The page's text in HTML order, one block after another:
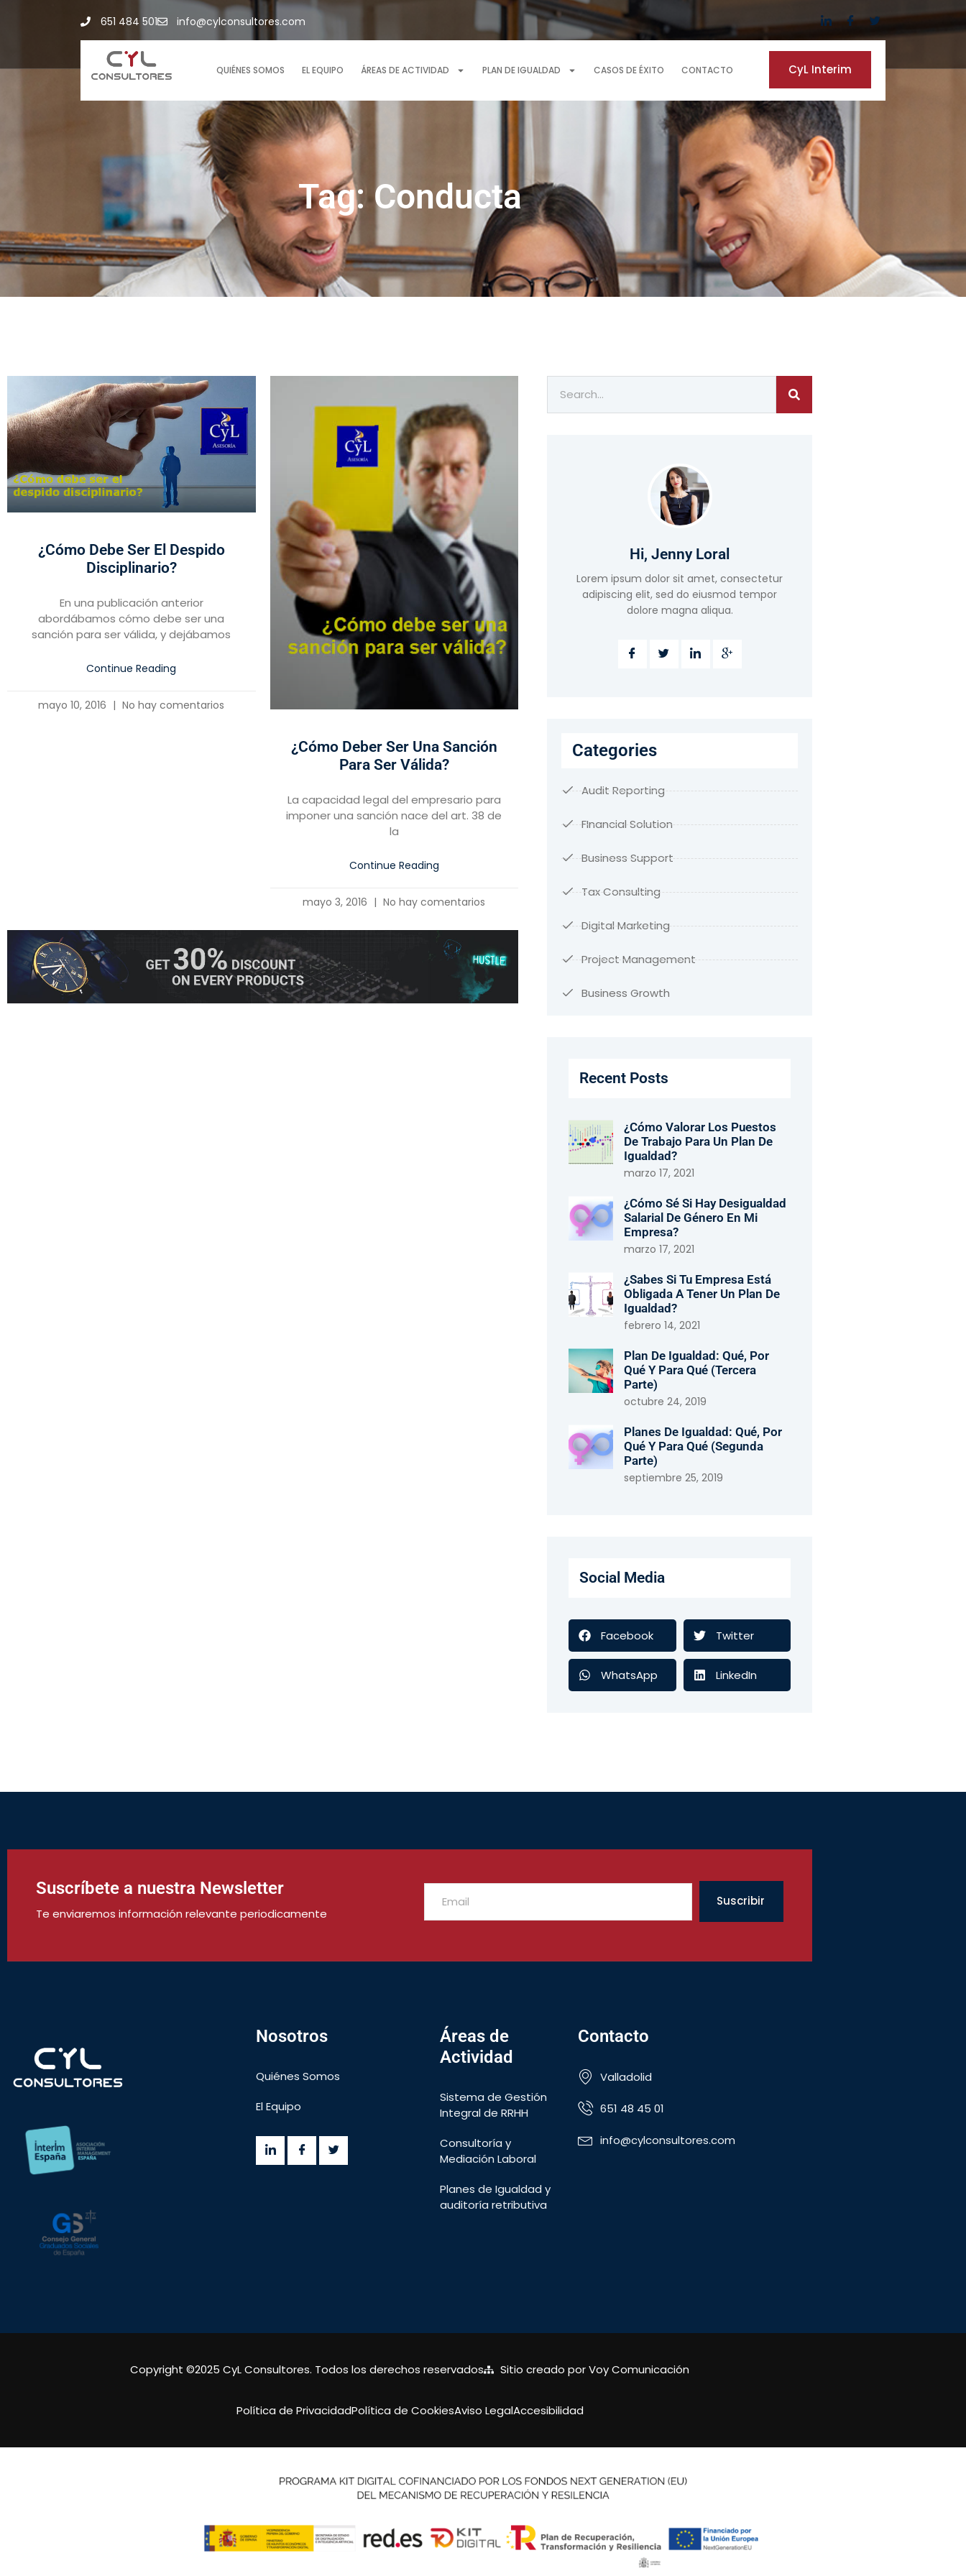
651 484 501 info@cylconsultores.com
QUIÉNES SOMOS EL EQUIPO ÁREAS DE ACTIVIDAD PLAN DE IGUALDAD CASOS DE ÉXITO CONTACTO CyL Interim
Tag: Conducta
¿Cómo Debe Ser El Despido
Disciplinario?
En una publicación anterior
abordábamos cómo debe ser una
sanción para ser válida, y dejábamos
Continue Reading
mayo 10, 2016 No hay comentarios
¿Cómo Deber Ser Una Sanción
Para Ser Válida?
La capacidad legal del empresario para
imponer una sanción nace del art. 38 de
la
Continue Reading
mayo 3, 2016 No hay comentarios
Hi, Jenny Loral
Lorem ipsum dolor sit amet, consectetur
adipiscing elit, sed do eiusmod tempor
dolore magna aliqua.
Categories
Audit Reporting
FInancial Solution
Business Support
Tax Consulting
Digital Marketing
Project Management
Business Growth
Recent Posts
¿Cómo Valorar Los Puestos
De Trabajo Para Un Plan De
Igualdad?
marzo 17, 2021
¿Cómo Sé Si Hay Desigualdad
Salarial De Género En Mi
Empresa?
marzo 17, 2021
¿Sabes Si Tu Empresa Está
Obligada A Tener Un Plan De
Igualdad?
febrero 14, 2021
Plan De Igualdad: Qué, Por
Qué Y Para Qué (tercera
Parte)
octubre 24, 2019
Planes De Igualdad: Qué, Por
Qué Y Para Qué (segunda
Parte)
septiembre 25, 2019
Social Media
Facebook Twitter
WhatsApp LinkedIn
Suscríbete a nuestra Newsletter
Te enviaremos información relevante periodicamente
Suscribir
Nosotros
Quiénes Somos
El Equipo
Áreas de
Actividad
Sistema de Gestión
Integral de RRHH
Consultoría y
Mediación Laboral
Planes de Igualdad y
auditoría retributiva
Contacto
Valladolid
651 48 45 01
info@cylconsultores.com
Copyright ©2025 CyL Consultores. Todos los derechos reservados Sitio creado por Voy Comunicación
Política de PrivacidadPolítica de CookiesAviso LegalAccesibilidad